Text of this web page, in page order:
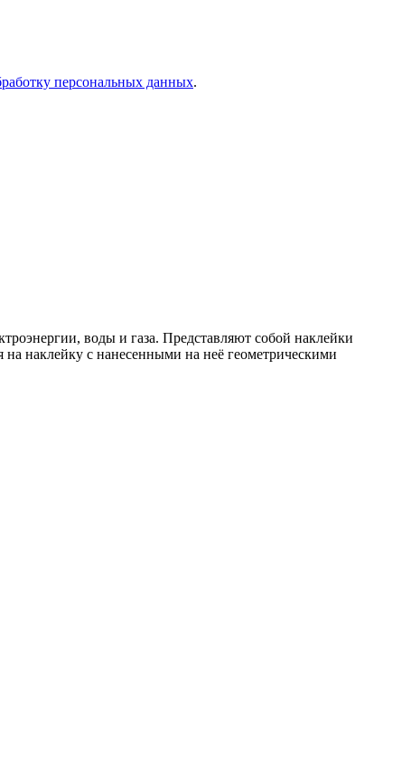
персональных данных.
воды и газа. Представляют собой наклейки
наклейку с нанесенными на неё геометрическими